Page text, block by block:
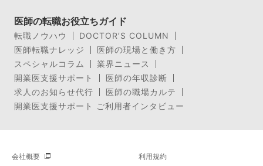
医師の転職お役立ちガイド
転職ノウハウ
DOCTOR’S COLUMN
医師転職ナレッジ
医師の現場と働き方
スペシャルコラム
業界ニュース
開業医支援サポート
医師の年収診断
求人のお知らせ代行
医師の職場カルテ
開業医支援サポート ご利用者インタビュー
会社概要 利用規約